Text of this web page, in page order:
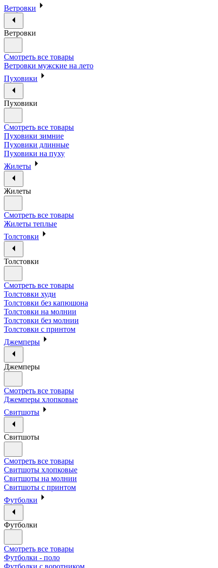
Ветровки
Ветровки
Смотреть все товары
Ветровки мужские на лето
Пуховики
Пуховики
Смотреть все товары
Пуховики зимние
Пуховики длинные
Пуховики на пуху
Жилеты
Жилеты
Смотреть все товары
Жилеты теплые
Толстовки
Толстовки
Смотреть все товары
Толстовки худи
Толстовки без капюшона
Толстовки на молнии
Толстовки без молнии
Толстовки с принтом
Джемперы
Джемперы
Смотреть все товары
Джемперы хлопковые
Свитшоты
Свитшоты
Смотреть все товары
Свитшоты хлопковые
Свитшоты на молнии
Свитшоты с принтом
Футболки
Футболки
Смотреть все товары
Футболки - поло
Футболки с воротником